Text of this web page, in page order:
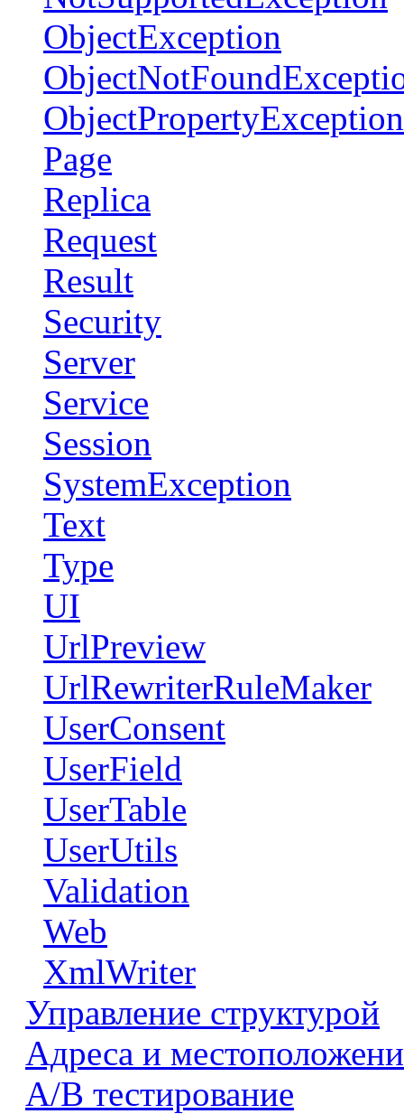
ObjectException
ObjectPropertyException
Page
Replica
Request
Result
Security
Server
Service
Session
SystemException
Text
Type
UI
UrlPreview
UrlRewriterRuleMaker
UserConsent
UserField
UserTable
UserUtils
Validation
Web
XmlWriter
Управление структурой
Адреса и
А/В тестирование